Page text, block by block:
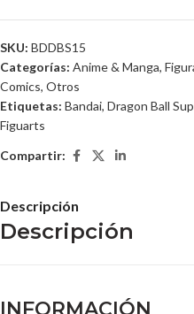
SKU: BDDBS15
Categorías: Anime & Manga,
Comics, Otros
Etiquetas: Bandai, Dragon Ball
Figuarts
Compartir:
Descripción
Descripción
INFORMACIÓN